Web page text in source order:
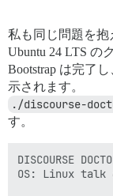
私も同じ問題を抱
Ubuntu 24 LTS の
Bootstrap は完了
示されます。
./discourse-
す。
DISCOURSE
OS: Linux talk